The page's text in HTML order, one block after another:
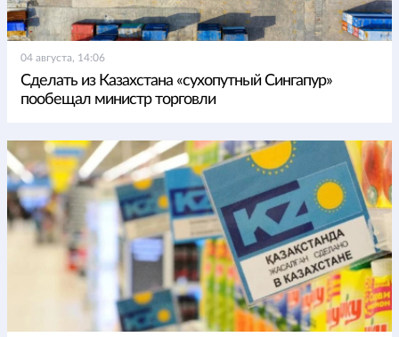
04 августа, 14:06
Сделать из Казахстана «сухопутный Сингапур»
пообещал министр торговли